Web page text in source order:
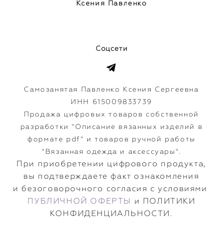
Ксения Павленко
Соцсети
Самозанятая Павленко Ксения Сергеевна
ИНН 615009833739
Продажа цифровых товаров собственной
разработки "Описание вязанных изделий в
формате pdf" и товаров ручной работы
"Вязанная одежда и аксессуары".
​При приобретении цифрового продукта,
вы подтверждаете факт ознакомления
и безоговорочного согласия с условиями
ПУБЛИЧНОЙ ОФЕРТЫ и ПОЛИТИКИ
КОНФИДЕНЦИАЛЬНОСТИ.